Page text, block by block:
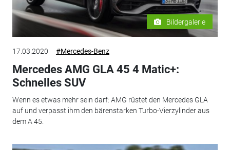
Bildergalerie
17.03.2020 #Mercedes-Benz
Mercedes AMG GLA 45 4 Matic+:
Schnelles SUV
Wenn es etwas mehr sein darf: AMG rüstet den Mercedes GLA
auf und verpasst ihm den bärenstarken Turbo-Vierzylinder aus
dem A 45.